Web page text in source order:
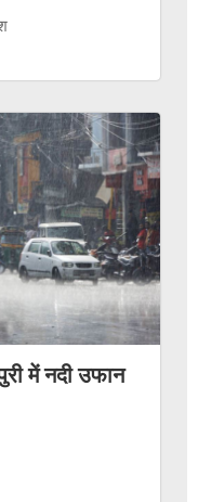
में नदी उफान